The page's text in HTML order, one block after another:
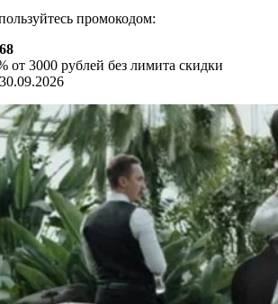
промокодом:
от 3000 рублей без лимита скидки